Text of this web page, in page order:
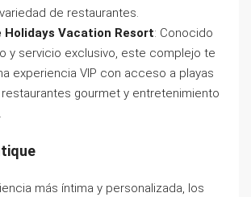
de restaurantes.
Holidays Vacation Resort: Conocido
y servicio exclusivo, este complejo te
experiencia VIP con acceso a playas
restaurantes gourmet y entretenimiento
más íntima y personalizada, los